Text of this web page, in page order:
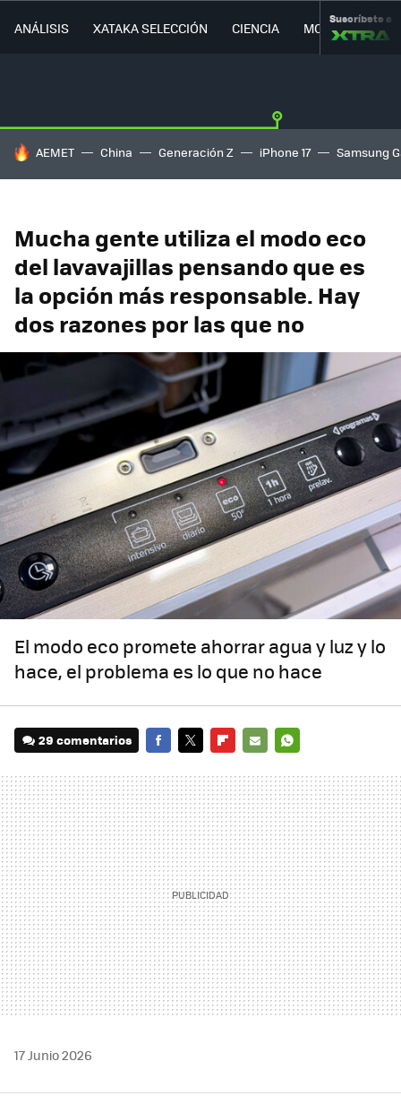
ANÁLISIS XATAKA SELECCIÓN CIENCIA MOVILIDAD
Suscríbete a
HOY SE HABLA DE
AEMET China Generación Z iPhone 17 Samsung
Mucha gente utiliza el modo eco
del lavavajillas pensando que es
la opción más responsable. Hay
dos razones por las que no
El modo eco promete ahorrar agua y luz y lo
hace, el problema es lo que no hace
29 comentarios
MAIL
17 Junio 2026